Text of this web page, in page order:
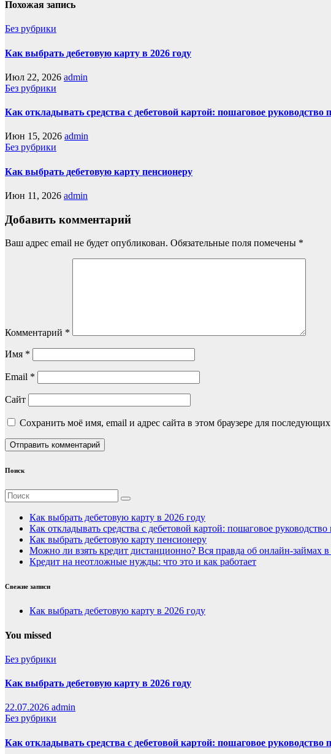
Похожая запись
Без рубрики
Как выбрать дебетовую карту в 2026 году
Июл 22, 2026 admin
Без рубрики
Как откладывать средства с дебетовой картой: пошаговое руководство
Июн 15, 2026 admin
Без рубрики
Как выбрать дебетовую карту пенсионеру
Июн 11, 2026 admin
Добавить комментарий
Ваш адрес email не будет опубликован. Обязательные поля помечены *
Комментарий *
Имя *
Email *
Сайт
Сохранить моё имя, email и адрес сайта в этом браузере для
Поиск
Как выбрать дебетовую карту в 2026 году
Как откладывать средства с дебетовой картой: пошаговое
Как выбрать дебетовую карту пенсионеру
Можно ли взять кредит дистанционно? Вся правда об онлайн-займах в
Кредит на неотложные нужды: что это и как работает
Свежие записи
Как выбрать дебетовую карту в 2026 году
You missed
Без рубрики
Как выбрать дебетовую карту в 2026 году
22.07.2026 admin
Без рубрики
Как откладывать средства с дебетовой картой: пошаговое руководство